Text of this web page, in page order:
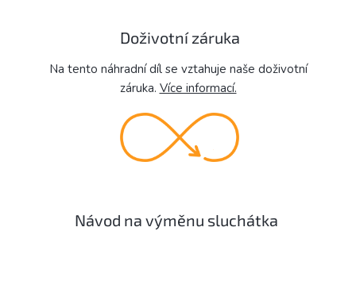
Doživotní záruka
Na tento náhradní díl se vztahuje naše doživotní
záruka. Více informací.
Návod na výměnu sluchátka